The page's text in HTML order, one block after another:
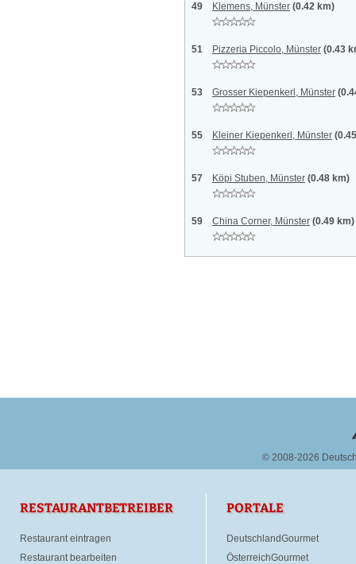
49 Klemens, Münster (0.42 km)
51 Pizzeria Piccolo, Münster (0.43
53 Grosser Kiepenkerl, Münster
55 Kleiner Kiepenkerl, Münster
57 Köpi Stuben, Münster (0.48 km)
59 China Corner, Münster (0.49 km)
© 2008-2026
RESTAURANTBETREIBER
Restaurant eintragen
Restaurant bearbeiten
PORTALE
DeutschlandGourmet
ÖsterreichGourmet